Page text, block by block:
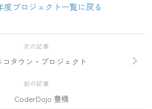
度プロジェクト一覧に戻る
次の記事
コタウン・プロジェクト
前の記事
CoderDojo 豊橋